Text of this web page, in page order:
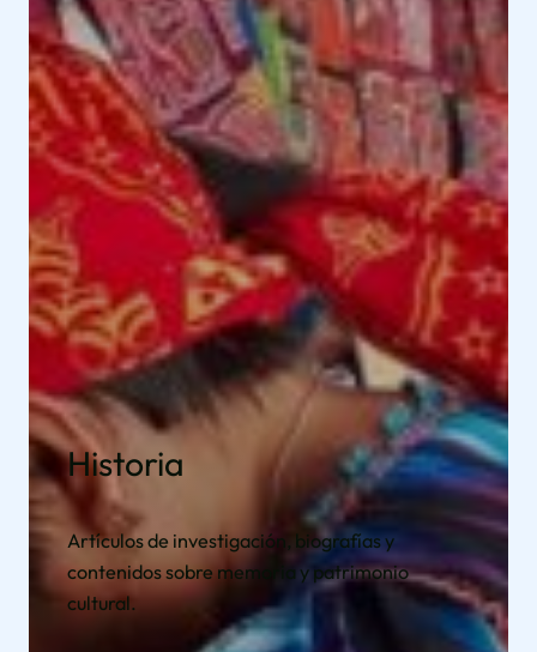
Historia
Artículos de investigación, biografías y
contenidos sobre memoria y patrimonio
cultural.